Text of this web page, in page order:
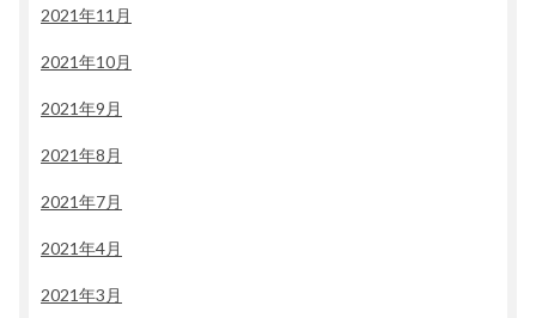
2021年11月
2021年10月
2021年9月
2021年8月
2021年7月
2021年4月
2021年3月